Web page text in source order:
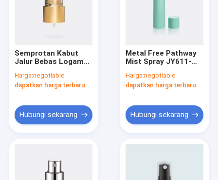
Semprotan Kabut
Jalur Bebas Logam
Semprotan Kabut
Halus Prestise
Harga:negotiable
dapatkan harga terbaru
Hubungi sekarang
Metal Free Pathway
Mist Spray JY611-
luar Prestige Fine
Mist Spray
Harga:negotiable
dapatkan harga terbaru
Hubungi sekarang